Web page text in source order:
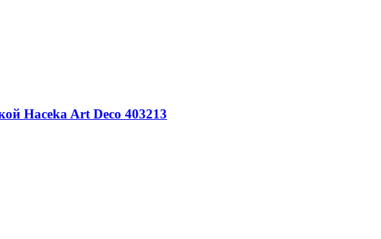
Haceka Art Deco 403213